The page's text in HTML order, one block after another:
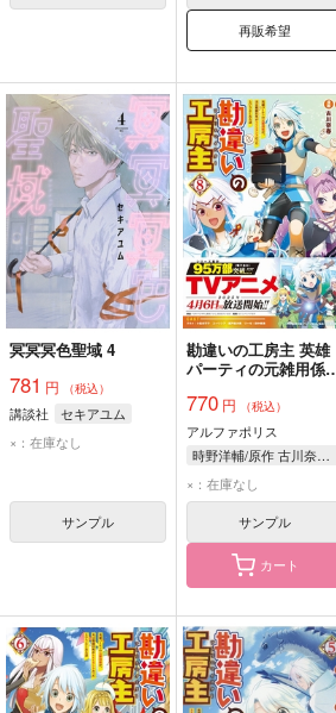
再販希望
冥冥冥色聖域 4
781 円 （税込）
講談社
セキアユム
×：在庫なし
サンプル
勘違いの工房主 英雄
パーティの元雑用係
SSSランクだったとい
うよくある話 8
770 円 （税込）
アルファポリス
時野洋輔/原作 古川奈春/漫画 ゾウノセ/キャラクター原案
×：在庫なし
サンプル
カート